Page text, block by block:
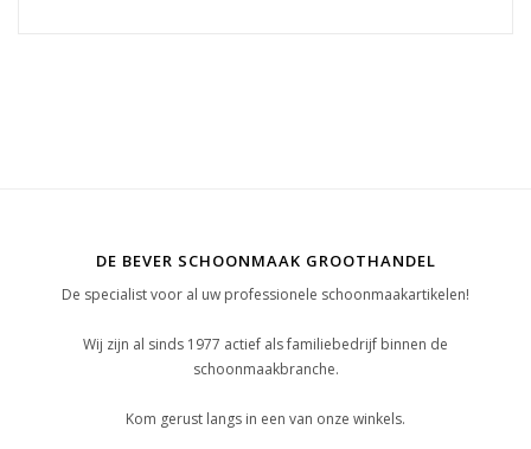
DE BEVER SCHOONMAAK GROOTHANDEL
De specialist voor al uw professionele schoonmaakartikelen!
Wij zijn al sinds 1977 actief als familiebedrijf binnen de
schoonmaakbranche.
Kom gerust langs in een van onze winkels.